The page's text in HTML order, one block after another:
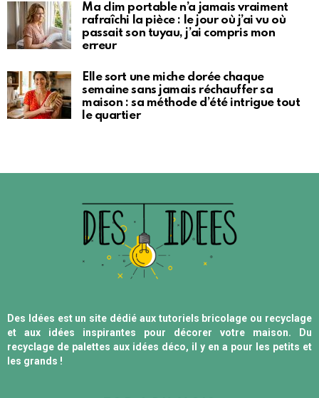
Ma clim portable n’a jamais vraiment
rafraîchi la pièce : le jour où j’ai vu où
passait son tuyau, j’ai compris mon
erreur
Elle sort une miche dorée chaque
semaine sans jamais réchauffer sa
maison : sa méthode d’été intrigue tout
le quartier
Des Idées est un site dédié aux tutoriels bricolage ou recyclage
et aux idées inspirantes pour décorer votre maison. Du
recyclage de palettes aux idées déco, il y en a pour les petits et
les grands !